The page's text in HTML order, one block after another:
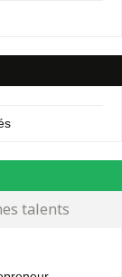
talents